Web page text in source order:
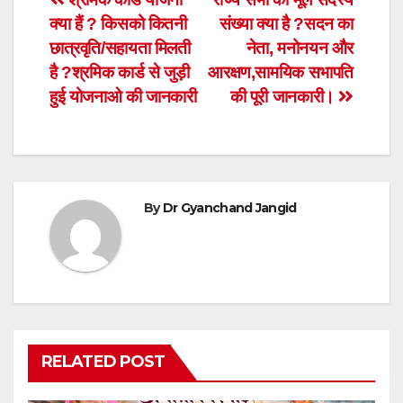
navigation
संख्या क्या है ?सदन का
नेता, मनोनयन और
आरक्षण,सामयिक सभापति
की पूरी जानकारी।
क्या हैं ? किसको कितनी
छात्रवृति/सहायता मिलती
है ?श्रमिक कार्ड से जुड़ी
हुई योजनाओ की जानकारी
ByDr Gyanchand Jangid
RELATED POST